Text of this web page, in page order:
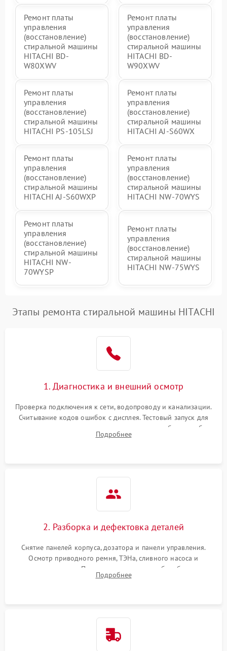
Ремонт платы
управления
(восстановление)
стиральной машины
HITACHI BD-
W80XWV
Ремонт платы
управления
(восстановление)
стиральной машины
HITACHI BD-
W90XWV
Ремонт платы
управления
(восстановление)
стиральной машины
HITACHI PS-105LSJ
Ремонт платы
управления
(восстановление)
стиральной машины
HITACHI AJ-S60WX
Ремонт платы
управления
(восстановление)
стиральной машины
HITACHI AJ-S60WXP
Ремонт платы
управления
(восстановление)
стиральной машины
HITACHI NW-70WYS
Ремонт платы
управления
(восстановление)
стиральной машины
HITACHI NW-
70WYSP
Ремонт платы
управления
(восстановление)
стиральной машины
HITACHI NW-75WYS
Этапы ремонта стиральной машины HITACHI
1. Диагностика и внешний осмотр
Проверка подключения к сети, водопроводу и канализации.
Считывание кодов ошибок с дисплея. Тестовый запуск для
выявления посторонних шумов, протечек или сбоев в работе
электронного модуля управления.
Подробнее
2. Разборка и дефектовка деталей
Снятие панелей корпуса, дозатора и панели управления.
Осмотр приводного ремня, ТЭНа, сливного насоса и
амортизаторов. Проверка подшипников барабана и
крестовины на износ, а манжеты люка на разрывы.
Подробнее